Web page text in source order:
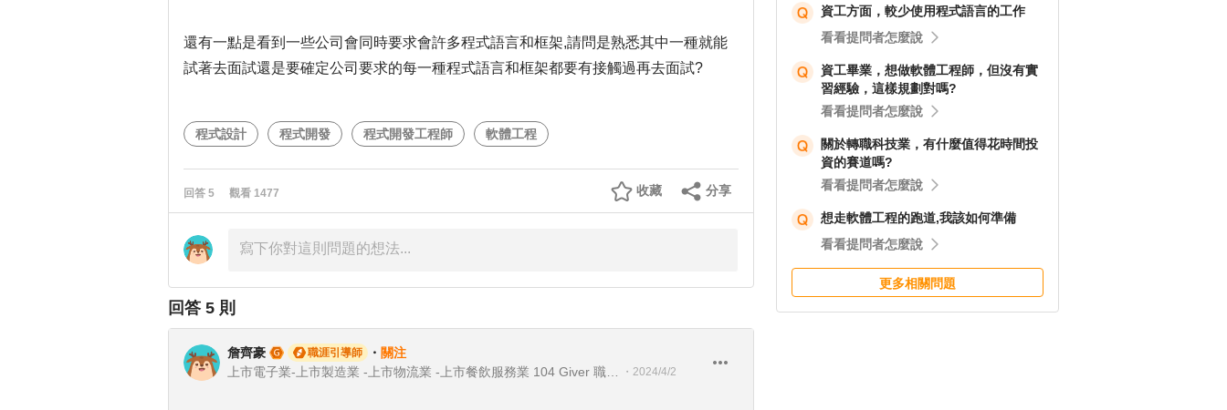
還有一點是看到一些公司會同時要求會許多程式語言和框架,請問是熟悉其中一種就能
試著去面試還是要確定公司要求的每一種程式語言和框架都要有接觸過再去面試?
程式設計 程式開發 程式開發工程師 軟體工程
回答 5 觀看 1477 分享
收藏
回答 5 則
詹齊豪 職涯引導師 ・ 關注
・ 2024/4/2
資工方面，較少使用程式語言的工作
看看提問者怎麼說
資工畢業，想做軟體工程師，但沒有實
習經驗，這樣規劃對嗎?
看看提問者怎麼說
關於轉職科技業，有什麼值得花時間投
資的賽道嗎?
看看提問者怎麼說
想走軟體工程的跑道,我該如何準備
看看提問者怎麼說
更多相關問題